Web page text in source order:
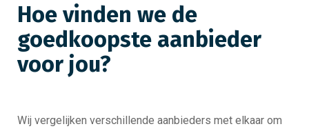
Hoe vinden we de
goedkoopste aanbieder
voor jou?
Wij vergelijken verschillende aanbieders met elkaar om